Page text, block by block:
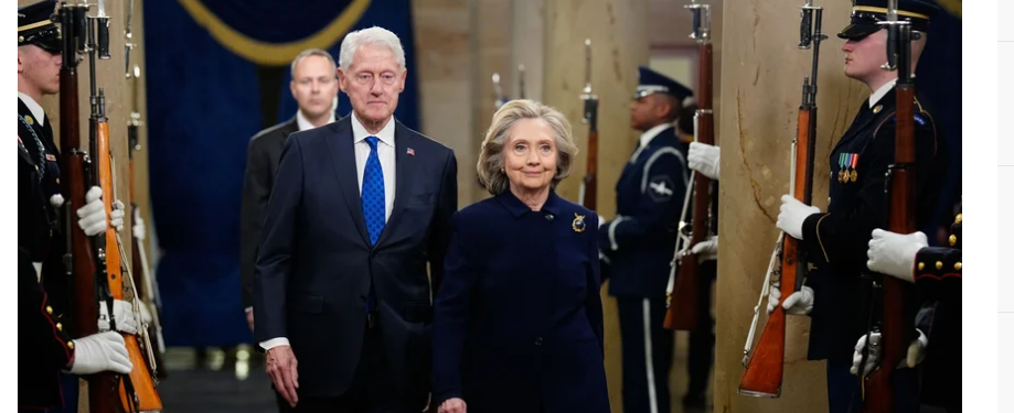
звинуваченого у сексуальних злочинах Джефрі Епштейна.
Про цейдеться
на сайті Комітету з нагляду та урядової реформи.
Колишньому президентові США Біллу Клінтону та його дружині — колишній держсекретарці Гілларі
Клінтон — надіслали повістки для надання показань у справі Джеффрі Епштейна.
Такі самі повістки отримали колишні директори ФБР та колишні генпрокурори.